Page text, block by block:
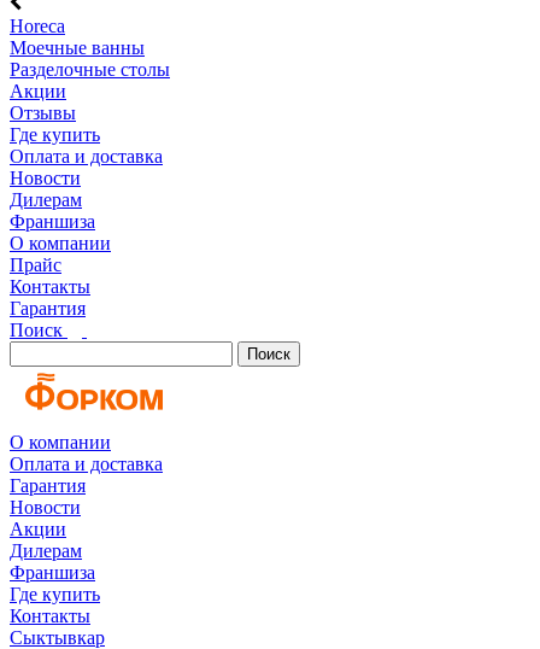
Horeca
Моечные ванны
Разделочные столы
Акции
Отзывы
Где купить
Оплата и доставка
Новости
Дилерам
Франшиза
О компании
Прайс
Контакты
Гарантия
Поиск
Поиск
О компании
Оплата и доставка
Гарантия
Новости
Акции
Дилерам
Франшиза
Где купить
Контакты
Сыктывкар